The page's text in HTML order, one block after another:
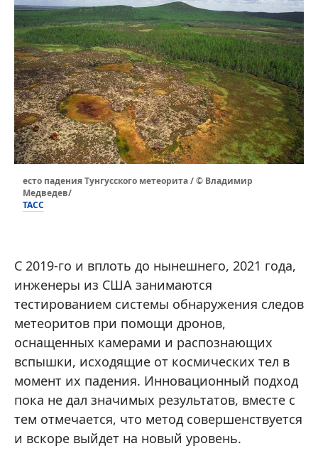
есто падения Тунгусского метеорита / © Владимир
Медведев/
ТАСС
С 2019-го и вплоть до нынешнего, 2021 года,
инженеры из США занимаются
тестированием системы обнаружения следов
метеоритов при помощи дронов,
оснащенных камерами и распознающих
вспышки, исходящие от космических тел в
момент их падения. Инновационный подход
пока не дал значимых результатов, вместе с
тем отмечается, что метод совершенствуется
и вскоре выйдет на новый уровень.